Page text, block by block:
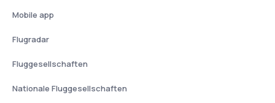
Mobile app
Flugradar
Fluggesellschaften
Nationale Fluggesellschaften